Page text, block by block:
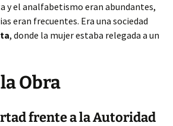
y el analfabetismo eran abundantes,
eran frecuentes. Era una sociedad
, donde la mujer estaba relegada a un
Obra
frente a la Autoridad